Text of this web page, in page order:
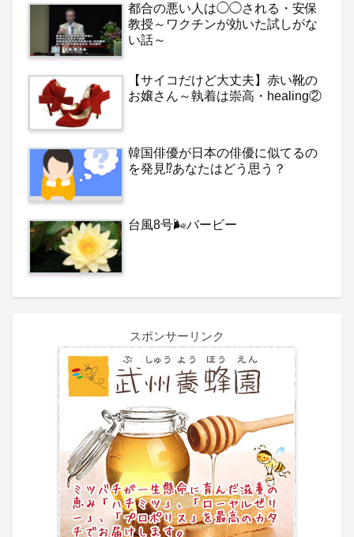
都合の悪い人は◯◯される・安保
教授～ワクチンが効いた試しがな
い話～
【サイコだけど大丈夫】赤い靴の
お嬢さん～執着は崇高・healing②
韓国俳優が日本の俳優に似てるの
を発見⁉️あなたはどう思う？
台風8号🌬️バービー
スポンサーリンク